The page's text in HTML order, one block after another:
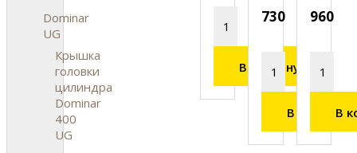
Dominar
UG
Крышка
головки
цилиндра
Dominar
400
UG
В корзину
730
В корзину
960
В